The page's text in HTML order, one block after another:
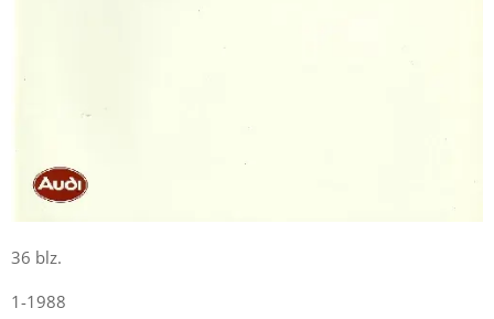
36 blz.
1-1988